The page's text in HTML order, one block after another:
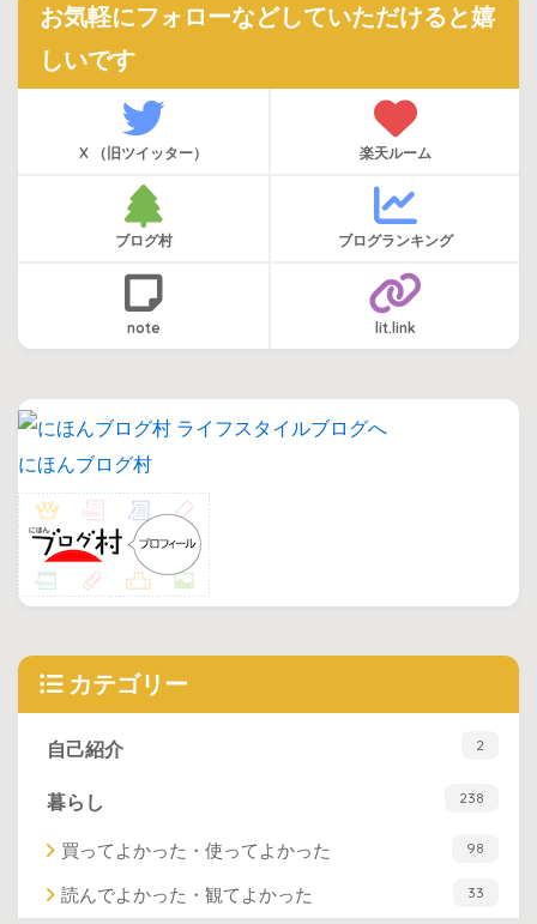
お気軽にフォローなどしていただけると嬉
しいです
X （旧ツイッター） 楽天ルーム
ブログ村 ブログランキング
note lit.link
にほんブログ村
カテゴリー
自己紹介 2
暮らし 238
買ってよかった・使ってよかった 98
読んでよかった・観てよかった 33